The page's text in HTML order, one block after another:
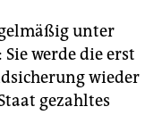
unter
werde die erst
wieder
gezahltes